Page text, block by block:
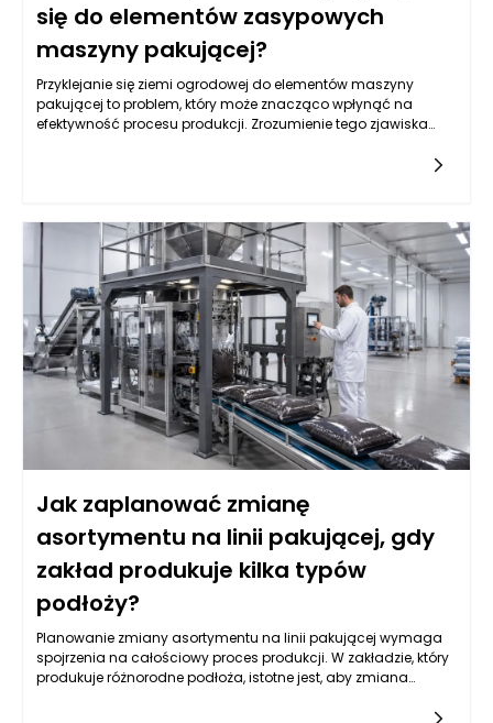
się do elementów zasypowych
maszyny pakującej?
Przyklejanie się ziemi ogrodowej do elementów maszyny
pakującej to problem, który może znacząco wpłynąć na
efektywność procesu produkcji. Zrozumienie tego zjawiska
ziemi oraz konstrukcji maszyn pakujących. Często przyczyna
lub zbyt wilgotne podłoże także potrafi stworzyć sytuacje, w
których materiał przylega do powierzchni roboczych. Dobrze
zaprojektowane maszyny pakujące do ziemi ogrodowej
powinny być w stanie minimalizować te problemy poprzez
odpowiednie dostosowanie ich parametrów pracy. Właściwe
zrozumienie przyczyn tej sytuacji to pierwszy krok do
znalezienia skutecznych rozwiązań.
Jak zaplanować zmianę
asortymentu na linii pakującej, gdy
zakład produkuje kilka typów
podłoży?
Planowanie zmiany asortymentu na linii pakującej wymaga
spojrzenia na całościowy proces produkcji. W zakładzie, który
produkuje różnorodne podłoża, istotne jest, aby zmiana